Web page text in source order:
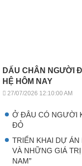
DẤU CHÂN NGƯỜI
HỆ HÔM NAY
27/07/2026 12:10:00 AM
Ở ĐÂU CÓ NGƯỜI
ĐỎ
TRIỂN KHAI DỰ
VÀ NHỮNG GIÁ
NAM”